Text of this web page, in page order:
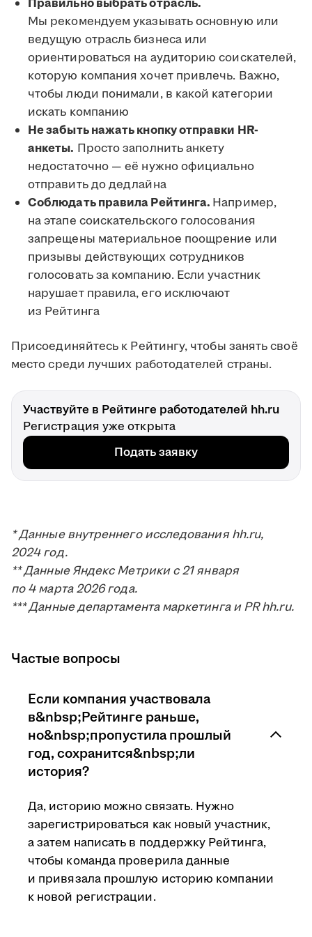
Правильно выбрать отрасль.
Мы рекомендуем указывать основную или
ведущую отрасль бизнеса или
ориентироваться на аудиторию соискателей,
которую компания хочет привлечь. Важно,
чтобы люди понимали, в какой категории
искать компанию
Не забыть нажать кнопку отправки HR-
анкеты. Просто заполнить анкету
недостаточно — её нужно официально
отправить до дедлайна
Соблюдать правила Рейтинга. Например,
на этапе соискательского голосования
запрещены материальное поощрение или
призывы действующих сотрудников
голосовать за компанию. Если участник
нарушает правила, его исключают
из Рейтинга
Присоединяйтесь к Рейтингу, чтобы занять своё
место среди лучших работодателей страны.
Участвуйте в Рейтинге работодателей hh.ru
Регистрация уже открыта
Подать заявку
* Данные внутреннего исследования hh.ru,
2024 год.
** Данные Яндекс Метрики с 21 января
по 4 марта 2026 года.
*** Данные департамента маркетинга и PR hh.ru.
Частые вопросы
Если компания участвовала
в&nbsp;Рейтинге раньше,
но&nbsp;пропустила прошлый
год, сохранится&nbsp;ли
история?
Да, историю можно связать. Нужно
зарегистрироваться как новый участник,
а затем написать в поддержку Рейтинга,
чтобы команда проверила данные
и привязала прошлую историю компании
к новой регистрации.